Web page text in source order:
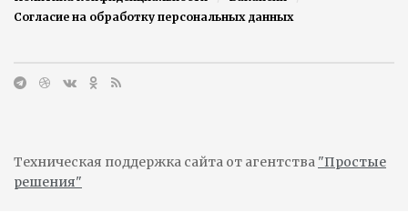
Согласие на обработку персональных данных
Техническая поддержка сайта от агентства "Простые
решения"